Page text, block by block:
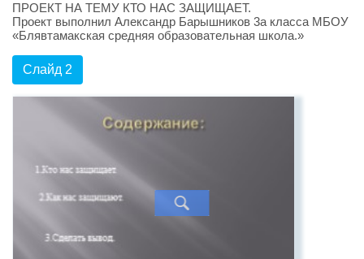
ПРОЕКТ НА ТЕМУ КТО НАС ЗАЩИЩАЕТ.
Проект выполнил Александр Барышников 3а класса МБОУ
«Блявтамакская средняя образовательная школа.»
Слайд 2